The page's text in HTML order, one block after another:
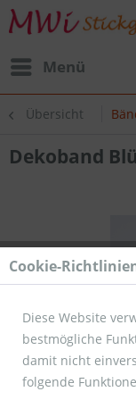
Menü
Übersicht
Dekoband
Cookie-
Diese Website
bestmögliche
damit nicht
folgende